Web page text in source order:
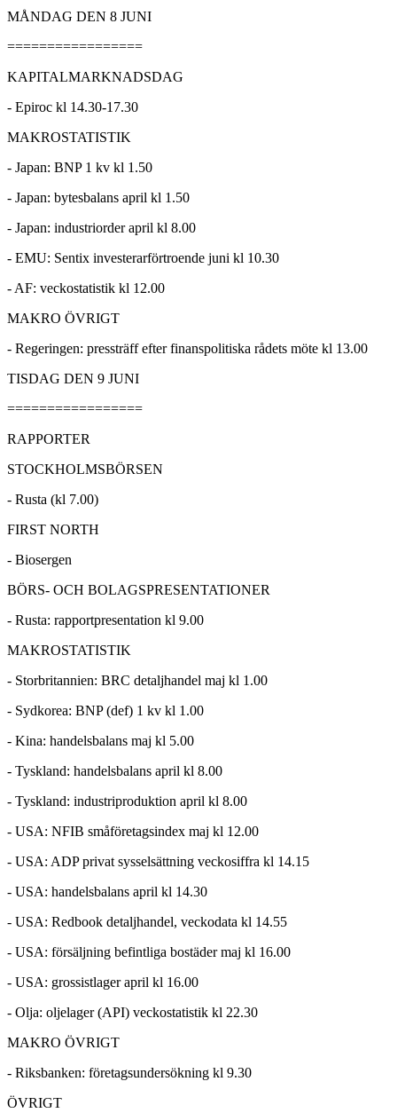
MÅNDAG DEN 8 JUNI
=================
KAPITALMARKNADSDAG
- Epiroc kl 14.30-17.30
MAKROSTATISTIK
- Japan: BNP 1 kv kl 1.50
- Japan: bytesbalans april kl 1.50
- Japan: industriorder april kl 8.00
- EMU: Sentix investerarförtroende juni kl 10.30
- AF: veckostatistik kl 12.00
MAKRO ÖVRIGT
- Regeringen: pressträff efter finanspolitiska rådets möte kl 13.00
TISDAG DEN 9 JUNI
=================
RAPPORTER
STOCKHOLMSBÖRSEN
- Rusta (kl 7.00)
FIRST NORTH
- Biosergen
BÖRS- OCH BOLAGSPRESENTATIONER
- Rusta: rapportpresentation kl 9.00
MAKROSTATISTIK
- Storbritannien: BRC detaljhandel maj kl 1.00
- Sydkorea: BNP (def) 1 kv kl 1.00
- Kina: handelsbalans maj kl 5.00
- Tyskland: handelsbalans april kl 8.00
- Tyskland: industriproduktion april kl 8.00
- USA: NFIB småföretagsindex maj kl 12.00
- USA: ADP privat sysselsättning veckosiffra kl 14.15
- USA: handelsbalans april kl 14.30
- USA: Redbook detaljhandel, veckodata kl 14.55
- USA: försäljning befintliga bostäder maj kl 16.00
- USA: grossistlager april kl 16.00
- Olja: oljelager (API) veckostatistik kl 22.30
MAKRO ÖVRIGT
- Riksbanken: företagsundersökning kl 9.30
ÖVRIGT